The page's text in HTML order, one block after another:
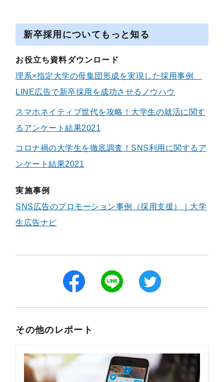
新卒採用についてもっと知る
お役立ち資料ダウンロード
理系×指定大学の母集団形成を実現した採用事例
LINE広告で新卒採用を成功させるノウハウ
スマホネイティブ世代を攻略！大学生の就活に関す
るアンケート結果2021
コロナ禍の大学生を徹底調査！SNS利用に関するア
ンケート結果2021
実施事例
SNS広告のプロモーション事例（採用支援）｜大学
生広告ナビ
その他のレポート